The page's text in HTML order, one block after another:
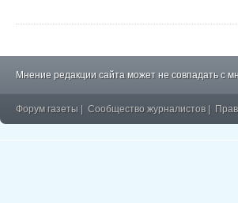
Мнение редакции сайта может не совпадать с
Форум газеты Сообщество журналистов
�